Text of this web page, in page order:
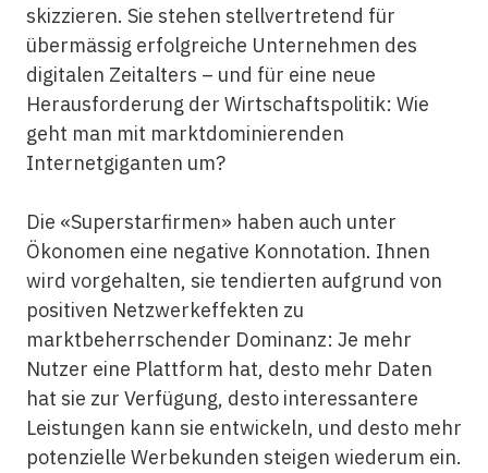
skizzieren. Sie stehen stellvertretend für
übermässig erfolgreiche Unternehmen des
digitalen Zeitalters – und für eine neue
Herausforderung der Wirtschaftspolitik: Wie
geht man mit marktdominierenden
Internetgiganten um?
Die «Superstarfirmen» haben auch unter
Ökonomen eine negative Konnotation. Ihnen
wird vorgehalten, sie tendierten aufgrund von
positiven Netzwerkeffekten zu
marktbeherrschender Dominanz: Je mehr
Nutzer eine Plattform hat, desto mehr Daten
hat sie zur Verfügung, desto interessantere
Leistungen kann sie entwickeln, und desto mehr
potenzielle Werbekunden steigen wiederum ein.